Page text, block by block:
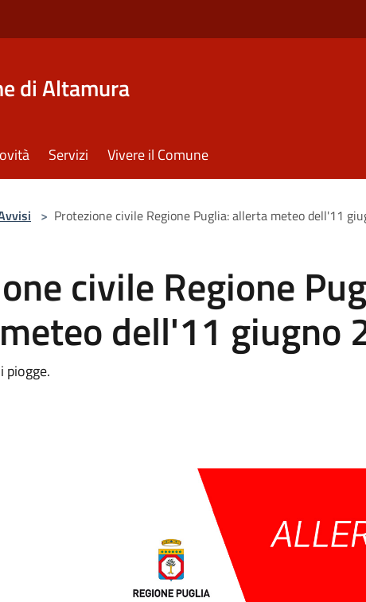
di Altamura
Servizi Vivere il Comune
> Protezione civile Regione Puglia: allerta meteo dell'11
civile Regione
dell'11 giugno
piogge.